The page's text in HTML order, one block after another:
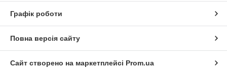
Графік роботи
Повна версія сайту
Сайт створено на маркетплейсі Prom.ua